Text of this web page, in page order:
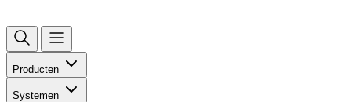
Producten
Systemen